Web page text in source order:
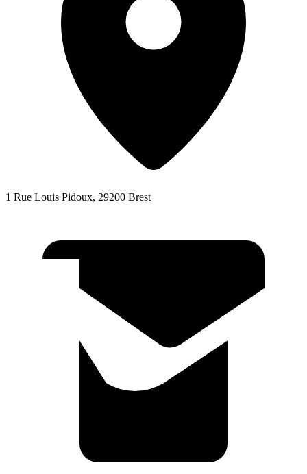
1 Rue Louis Pidoux, 29200 Brest